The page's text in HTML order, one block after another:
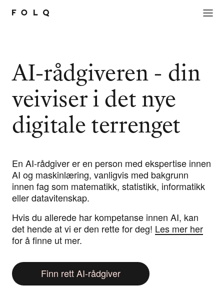
AI-rådgiveren - din
veiviser i det nye
digitale terrenget
En AI-rådgiver er en person med ekspertise innen
AI og maskinlæring, vanligvis med bakgrunn
innen fag som matematikk, statistikk, informatikk
eller datavitenskap.
Hvis du allerede har kompetanse innen AI, kan
det hende at vi er den rette for deg! Les mer her
for å finne ut mer.
Finn rett AI-rådgiver